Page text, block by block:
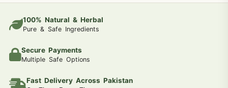
100% Natural & Herbal
Pure & Safe Ingredients
Secure Payments
Multiple Safe Options
Fast Delivery Across Pakistan